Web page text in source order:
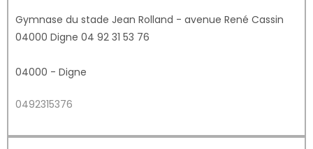
Gymnase du stade Jean Rolland - avenue René Cassin
04000 Digne 04 92 31 53 76
04000 - Digne
0492315376